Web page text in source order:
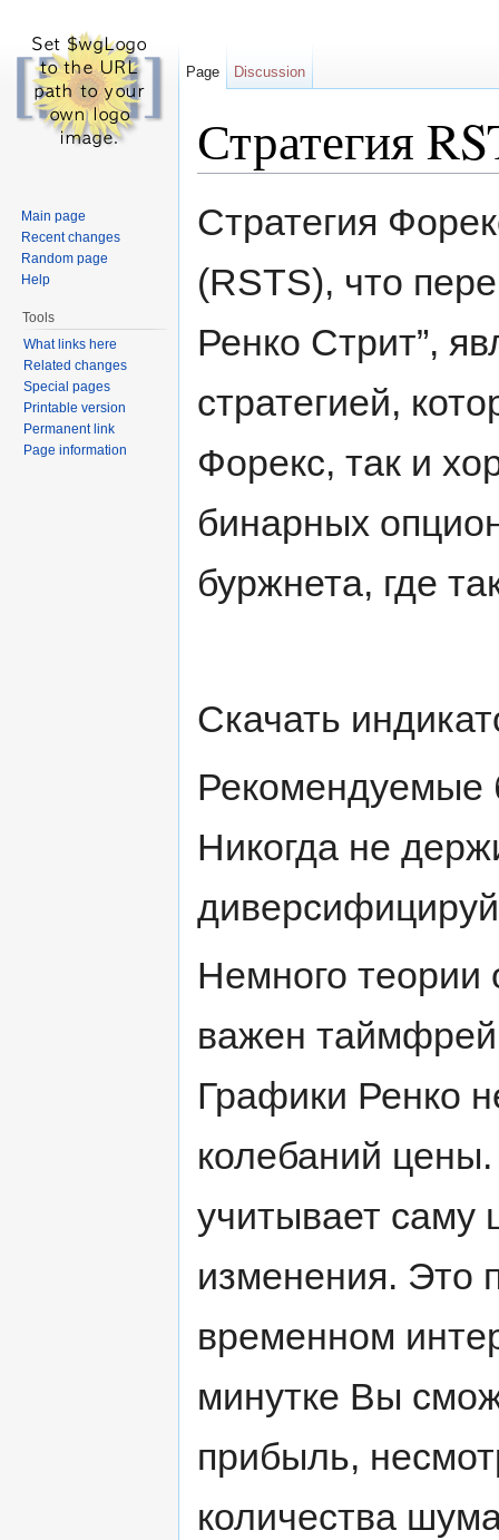
Стратегия
Стратегия
(RSTS), что
Ренко Стрит”,
стратегией,
Форекс, так и
бинарных
буржнета, где
Скачать
Рекомендуемые
Никогда не
Немного теории
важен
Графики Ренко
колебаний
учитывает саму
изменения. Это
временном
минутке Вы
прибыль,
количества
Page Discussion
Main page
Recent changes
Random page
Help
Tools
What links here
Related changes
Special pages
Printable version
Permanent link
Page information